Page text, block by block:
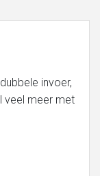
invoer,
veel meer met